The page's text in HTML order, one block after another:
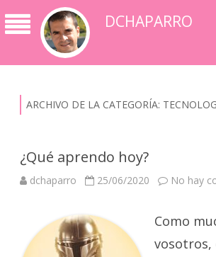
DCHAPARRO
ARCHIVO DE LA CATEGORÍA:
¿Qué aprendo hoy?
dchaparro 25/06/2020 No hay
Como
vosotros,